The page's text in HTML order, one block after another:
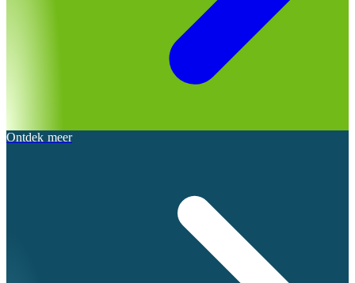
Ontdek meer